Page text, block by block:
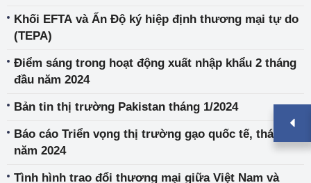
Khối EFTA và Ấn Độ ký hiệp định thương mại tự do
(TEPA)
Điểm sáng trong hoạt động xuất nhập khẩu 2 tháng
đầu năm 2024
Bản tin thị trường Pakistan tháng 1/2024
Báo cáo Triển vọng thị trường gạo quốc tế, tháng 2
năm 2024
Tình hình trao đổi thương mại giữa Việt Nam và